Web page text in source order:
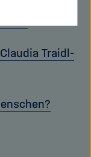
Traidl-